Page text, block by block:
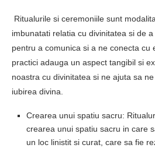
Ritualurile si ceremoniile sunt
imbunatati relatia cu divinitatea si de
pentru a comunica si a ne conecta cu
practici adauga un aspect tangibil si
noastra cu divinitatea si ne ajuta sa
iubirea divina.
Crearea unui spatiu sacru:
crearea unui spatiu sacru in care
un loc linistit si curat, care sa fie